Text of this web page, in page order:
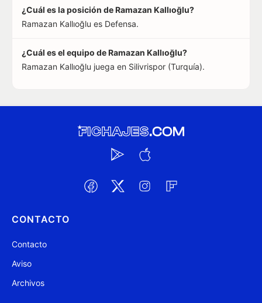
¿Cuál es la posición de Ramazan Kallıoğlu?
Ramazan Kallıoğlu es Defensa.
¿Cuál es el equipo de Ramazan Kallıoğlu?
Ramazan Kallıoğlu juega en Silivrispor (Turquía).
CONTACTO
Contacto
Aviso
Archivos